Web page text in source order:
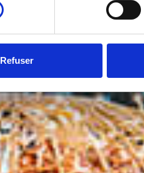
Refuser